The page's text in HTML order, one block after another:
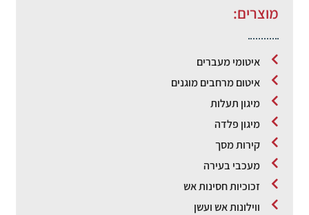
מוצרים:
איטומי מעברים
איטום מרחבים מוגנים
מיגון תעלות
מיגון פלדה
קירות מסך
מעכבי בעירה
זכוכיות חסינות אש
ווילונות אש ועשן